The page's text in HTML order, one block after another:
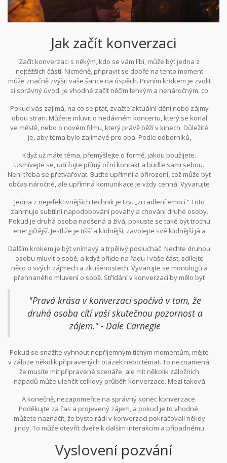
Jak začít konverzaci
Začít konverzaci s někým, kdo se vám líbí, může být jedna z
nejtěžších částí. Nicméně, připravit se dobře na tento moment
může značně zvýšit vaše šance na úspěch. Prvním krokem je zvolit
si správný úvod. Je vhodné začít něčím lehkým a nenáročným, co
používaní otázek je jedna z nejlepších technik. Například otázky
typu „Co si myslíš o...?“ nebo „Slyšela jsi o...?“ mohou pomoci
rozproudit diskusi.
Pokud vás zajímá, na co se ptát, zvažte aktuální dění nebo zájmy
obou stran. Můžete mluvit o nedávném koncertu, který se konal
ve městě, nebo o novém filmu, který právě běží v kinech. Důležité
je, aby téma bylo zajímavé pro oba. Podle odborníků,
opravdový zájem o její názory a pocity je skvělý začátek.
Když už máte téma, přemýšlejte o formě, jakou použijete.
Usmívejte se, udržujte přímý oční kontakt a buďte sami sebou.
Není třeba se přetvařovat. Buďte upřímní a přirození, což může být
občas náročné, ale upřímná komunikace je vždy cenná. Vyvarujte
Jedna z nejefektivnějších technik je tzv. „zrcadlení emocí.“ Toto
zahrnuje subtilní napodobování povahy a chování druhé osoby.
Pokud je druhá osoba nadšená a živá, pokuste se také být trochu
energičtější. Jestliže je tišší a klidnější, zavolejte své klidnější já a
Dalším krokem je být vnímavý a trpělivý posluchač. Nechte druhou
osobu mluvit o sobě, a když přijde na řadu i vaše část, sdílejte
něco o svých zájmech a zkušenostech. Vyvarujte se monologů a
přehnaného mluvení o sobě. Střídání v konverzaci by mělo být
"Pravá krása v konverzaci spočívá v tom, že
druhá osoba cítí vaši skutečnou pozornost a
zájem." - Dale Carnegie
Pokud se snažíte vyhnout nepříjemným tichým momentům, mějte
v záloze několik připravených otázek nebo témat. To neznamená,
že musíte mít připravené scenáře, ale mít několik záložních
nápadů může ulehčit celkový průběh konverzace. Mezi taková
hobby.
A konečně, nezapomeňte na správný konec konverzace.
Poděkujte za čas a projevený zájem, a pokud je to vhodné,
můžete naznačit, že byste rádi v konverzaci pokračovali někdy
jindy. To může otevřít dveře k dalším interakcím a případnému
Vyslovení pozvání